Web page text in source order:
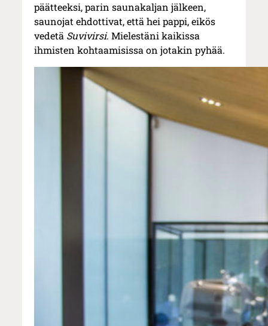
päätteeksi, parin saunakaljan jälkeen,
saunojat ehdottivat, että hei pappi, eikös
vedetä Suvivirsi. Mielestäni kaikissa
ihmisten kohtaamisissa on jotakin pyhää.